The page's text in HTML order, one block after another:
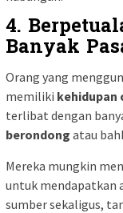
4.
Banyak
Orang yang
memiliki kehidupan
terlibat dengan
berondong atau
Mereka mungkin
untuk mendapatkan
sumber sekaligus,